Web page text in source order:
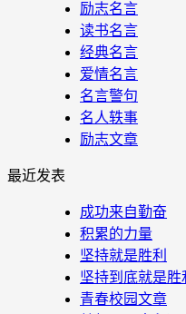
励志名言
读书名言
经典名言
爱情名言
名言警句
名人轶事
励志文章
最近发表
成功来自勤奋
积累的力量
坚持就是胜利
坚持到底就是胜
青春校园文章